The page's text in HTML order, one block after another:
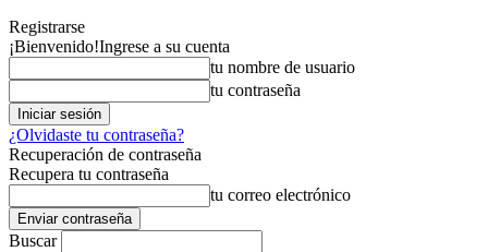
Registrarse
¡Bienvenido!Ingrese a su cuenta
tu nombre de usuario
tu contraseña
¿Olvidaste tu contraseña?
Recuperación de contraseña
Recupera tu contraseña
tu correo electrónico
Buscar